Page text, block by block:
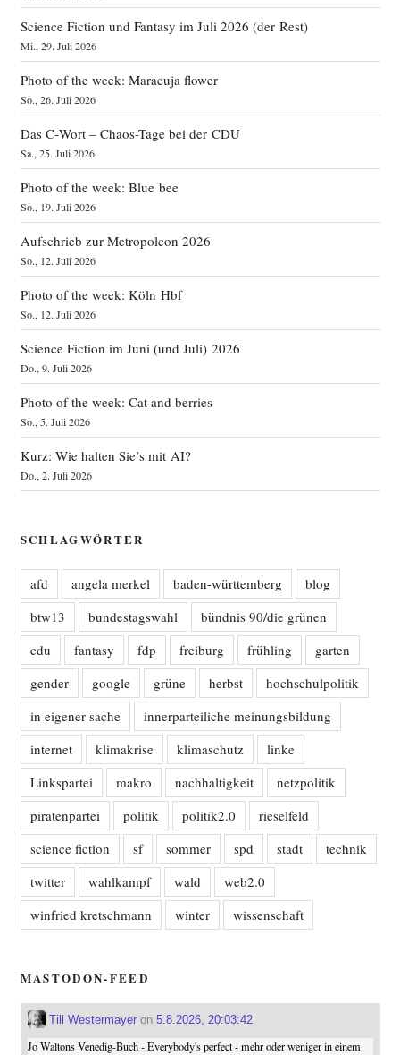
Science Fiction und Fantasy im Juli 2026 (der Rest)
Mi., 29. Juli 2026
Photo of the week: Maracuja flower
So., 26. Juli 2026
Das C‑Wort – Chaos-Tage bei der CDU
Sa., 25. Juli 2026
Photo of the week: Blue bee
So., 19. Juli 2026
Aufschrieb zur Metropolcon 2026
So., 12. Juli 2026
Photo of the week: Köln Hbf
So., 12. Juli 2026
Science Fiction im Juni (und Juli) 2026
Do., 9. Juli 2026
Photo of the week: Cat and berries
So., 5. Juli 2026
Kurz: Wie halten Sie’s mit AI?
Do., 2. Juli 2026
SCHLAGWÖRTER
afd angela merkel baden-württemberg
blog
btw13
bundestagswahl
bündnis 90/die grünen
cdu
fantasy fdp freiburg frühling
garten
gender
google grüne herbst
hochschulpolitik
in eigener sache
innerparteiliche meinungsbildung
internet
klimakrise klimaschutz
linke
Linkspartei
makro nachhaltigkeit
netzpolitik
piratenpartei
politik politik2.0
rieselfeld
science fiction
sf sommer spd stadt
technik
twitter
wahlkampf wald
web2.0
winfried kretschmann
winter wissenschaft
MASTODON-FEED
Till Westermayeron 5.8.2026, 20:03:42
Jo Waltons Venedig-Buch - Everybody's perfect - mehr oder weniger in einem